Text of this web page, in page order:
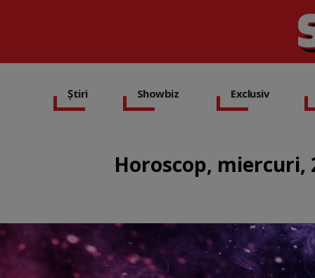
Știri Showbiz Exclusiv
Horoscop, miercuri,